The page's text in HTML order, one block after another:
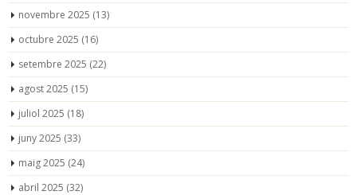
novembre 2025 (13)
octubre 2025 (16)
setembre 2025 (22)
agost 2025 (15)
juliol 2025 (18)
juny 2025 (33)
maig 2025 (24)
abril 2025 (32)